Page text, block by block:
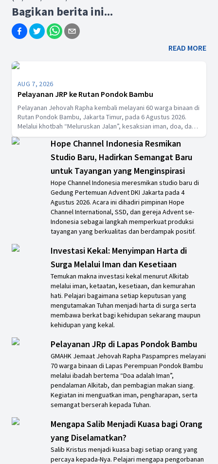
Bagikan berita ini...
READ MORE
AUG 7, 2026
Pelayanan JRP ke Rutan Pondok Bambu
Pelayanan Jehovah Rapha kembali melayani 60 warga binaan di
Rutan Pondok Bambu, Jakarta Timur, pada 6 Agustus 2026.
Melalui khotbah “Meluruskan Jalan”, kesaksian iman, doa, dan
pembagian makan siang, ibadah ini menguatkan harapan serta
mengajak jemaat untuk percaya penuh kepada Tuhan.
Hope Channel Indonesia Resmikan
Studio Baru, Hadirkan Semangat Baru
untuk Tayangan yang Menginspirasi
Hope Channel Indonesia meresmikan studio baru di
Gedung Pertemuan Advent DKI Jakarta pada 4
Agustus 2026. Acara ini dihadiri pimpinan Hope
Channel International, SSD, dan gereja Advent se-
Indonesia sebagai langkah memperkuat produksi
tayangan yang berkualitas dan berdampak positif.
Investasi Kekal: Menyimpan Harta di
Surga Melalui Iman dan Kesetiaan
Temukan makna investasi kekal menurut Alkitab
melalui iman, ketaatan, kesetiaan, dan kemurahan
hati. Pelajari bagaimana setiap keputusan yang
mengutamakan Tuhan menjadi harta di surga serta
membawa berkat bagi kehidupan sekarang maupun
kehidupan yang kekal.
Pelayanan JRp di Lapas Pondok Bambu
GMAHK Jemaat Jehovah Rapha Paspampres melayani
70 warga binaan di Lapas Perempuan Pondok Bambu
melalui ibadah bertema “Doa adalah Iman”,
pendalaman Alkitab, dan pembagian makan siang.
Kegiatan ini menguatkan iman, pengharapan, serta
semangat berserah kepada Tuhan.
Mengapa Salib Menjadi Kuasa bagi Orang
yang Diselamatkan?
Salib Kristus menjadi kuasa bagi setiap orang yang
percaya kepada-Nya. Pelajari mengapa pengorbanan